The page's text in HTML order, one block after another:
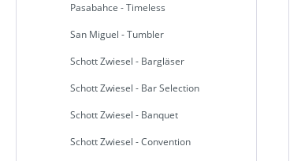
Pasabahce - Timeless
San Miguel - Tumbler
Schott Zwiesel - Bargläser
Schott Zwiesel - Bar Selection
Schott Zwiesel - Banquet
Schott Zwiesel - Convention